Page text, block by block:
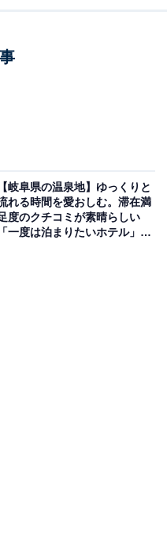
区のランドマークであ
イタリアの巨匠アルド・
テルで、船をモチーフ
す。館内にはイタリア
RED&BLACK ステーキ
【岐阜県の温泉地】ゆっくりと
れる時間を愛おしむ。滞在満
度のクチコミが素晴らしい
「一度は泊まりたいホテル」3